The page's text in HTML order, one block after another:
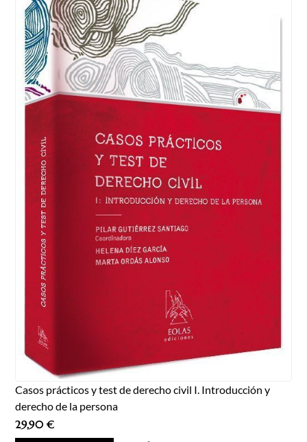
Casos prácticos y test de derecho civil I. Introducción y
derecho de la persona
29,90€